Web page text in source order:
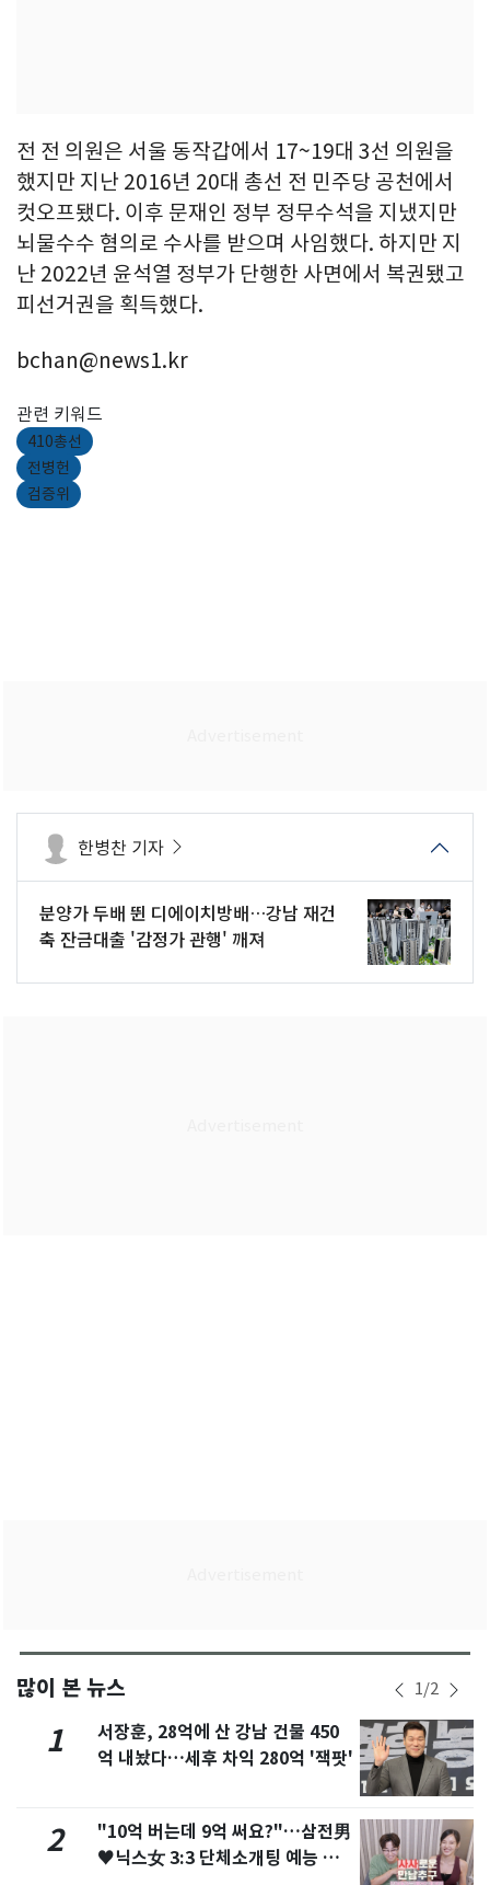
전 전 의원은 서울 동작갑에서 17~19대 3선 의원을
했지만 지난 2016년 20대 총선 전 민주당 공천에서
컷오프됐다. 이후 문재인 정부 정무수석을 지냈지만
뇌물수수 혐의로 수사를 받으며 사임했다. 하지만 지
난 2022년 윤석열 정부가 단행한 사면에서 복권됐고
피선거권을 획득했다.
bchan@news1.kr
관련 키워드
410총선
전병헌
검증위
한병찬 기자
분양가 두배 뛴 디에이치방배…강남 재건
축 잔금대출 '감정가 관행' 깨져
많이 본 뉴스 1/2
1
서장훈, 28억에 산 강남 건물 450
억 내놨다…세후 차익 280억 '잭팟'
2
"10억 버는데 9억 써요?"…삼전男
♥닉스女 3:3 단체소개팅 예능 화